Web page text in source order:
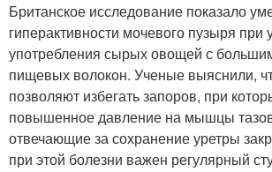
Британское исследование показало
гиперактивности мочевого пузыря при
употребления сырых овощей с
пищевых волокон. Ученые выяснили,
позволяют избегать запоров, при
повышенное давление на мышцы
отвечающие за сохранение уретры
при этой болезни важен регулярный